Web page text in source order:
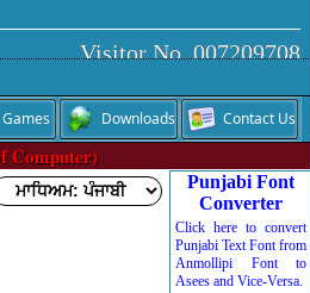
Visitor No. 007209708
Games Downloads Contact Us
Computer)
Punjabi Font
Converter
Click here to convert
Punjabi Text Font from
Anmollipi Font to
Asees and Vice-Versa.